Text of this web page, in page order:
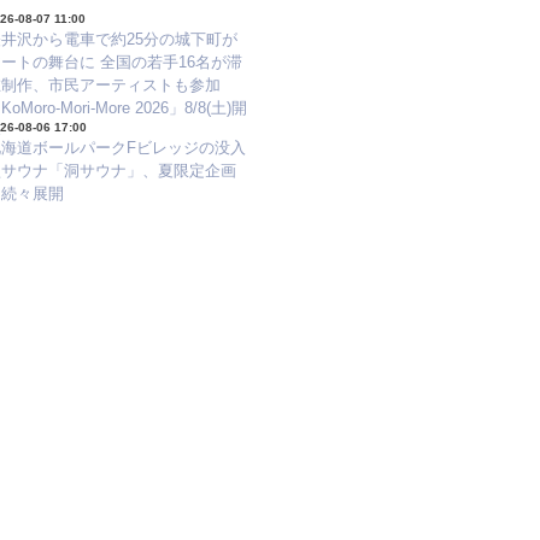
08-07 11:00
沢から電車で約25分の城下町が
トの舞台に 全国の若手16名が滞
作、市民アーティストも参加
Mori-More 2026」8/8(土)開
08-06 17:00
道ボールパークFビレッジの没入
ウナ「洞サウナ」、夏限定企画
々展開